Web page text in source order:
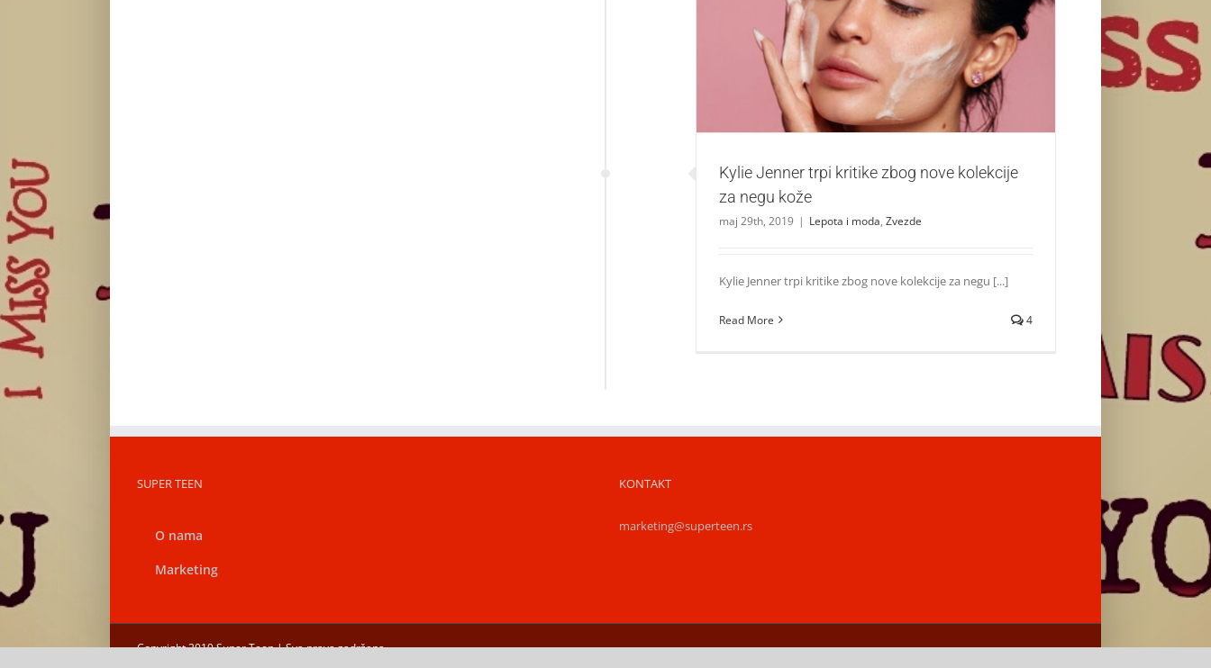
Kylie Jenner trpi kritike zbog nove kolekcije za negu kože
Lepota i moda Zvezde
Kylie Jenner trpi kritike zbog nove kolekcije
za negu kože
maj 29th, 2019 | Lepota i moda, Zvezde
Kylie Jenner trpi kritike zbog nove kolekcije za negu [...]
Read More 4
SUPER TEEN
O nama
Marketing
KONTAKT
marketing@superteen.rs
Copyright 2019 Super Teen | Sva prava zadržana